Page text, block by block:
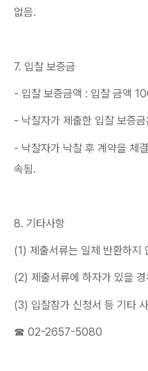
없음.
7. 입찰 보증금
- 입찰 보증금액 : 입찰 금액
- 낙찰자가 제출한 입찰 보증
- 낙찰자가 낙찰 후 계약을 체
속됨.
8. 기타사항
(1) 제출서류는 일체 반환하지
(2) 제출서류에 하자가 있을
(3) 입찰참가 신청서 등 기타
☎ 02-2657-5080